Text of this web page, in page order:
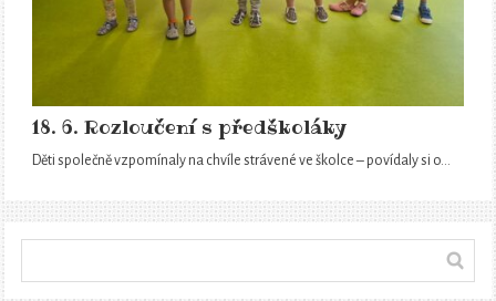
18. 6. Rozloučení s předškoláky
Děti společně vzpomínaly na chvíle strávené ve školce – povídaly si o…